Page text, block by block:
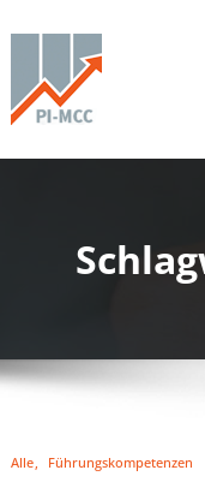
Alle Führungskompetenzen